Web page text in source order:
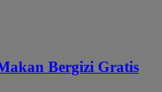
Bergizi Gratis